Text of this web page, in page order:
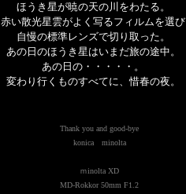
ほうき星が暁の天の川をわたる。
赤い散光星雲がよく写るフィルムを選び
自慢の標準レンズで切り取った。
あの日のほうき星はいまだ旅の途中。
あの日の・・・・・。
変わり行くものすべてに、惜春の夜。
Thank you and good-bye
konica minolta
ｍinolta XD
MD-Rokkor 50mm F1.2